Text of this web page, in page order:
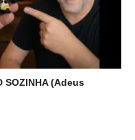
SOZINHA (Adeus